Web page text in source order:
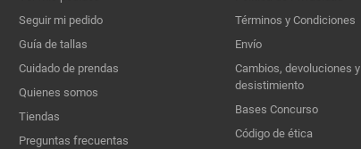
Seguir mi pedido
Guía de tallas
Cuidado de prendas
Quienes somos
Tiendas
Preguntas frecuentas
Términos y Condiciones
Envío
Cambios, devoluciones y
desistimiento
Bases Concurso
Código de ética